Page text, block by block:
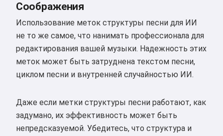
Соображения
Использование меток структуры песни для ИИ
не то же самое, что нанимать профессионала для
редактирования вашей музыки. Надежность этих
меток может быть затруднена текстом песни,
циклом песни и внутренней случайностью ИИ.
Даже если метки структуры песни работают, как
задумано, их эффективность может быть
непредсказуемой. Убедитесь, что структура и